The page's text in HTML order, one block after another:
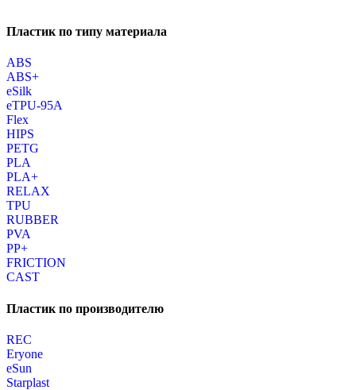
Пластик по типу материала
ABS
ABS+
eSilk
eTPU-95A
Flex
HIPS
PETG
PLA
PLA+
RELAX
TPU
RUBBER
PVA
PP+
FRICTION
CAST
Пластик по производителю
REC
Eryone
eSun
Starplast